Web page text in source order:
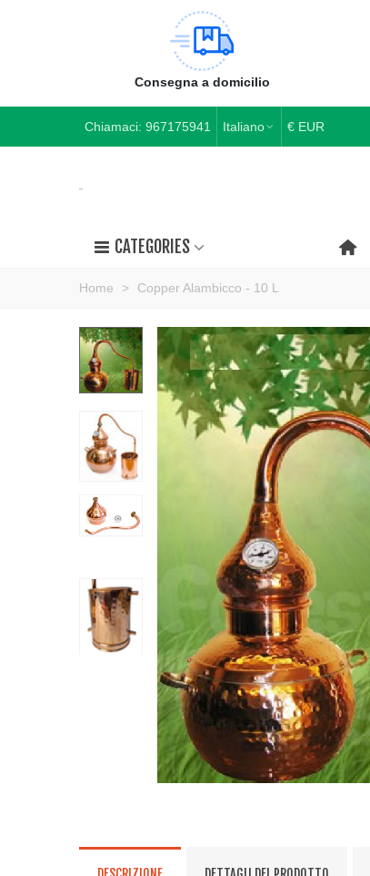
Consegna a domicilio
Chiamaci: 967175941 Italiano € EUR
CATEGORIES
Home > Copper Alambicco - 10 L